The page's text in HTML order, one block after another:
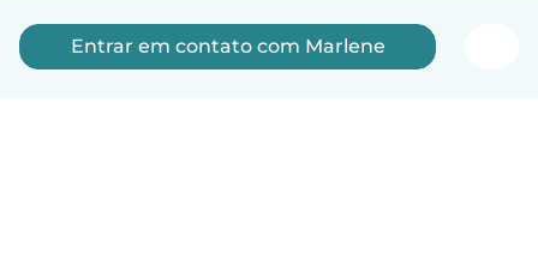
Entrar em contato com Marlene